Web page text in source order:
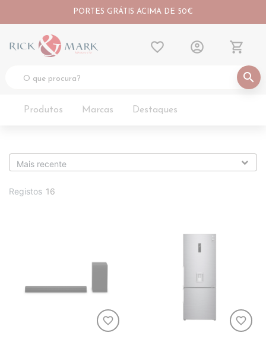
PORTES GRÁTIS ACIMA DE 50€
search
favorite_border account_circle shopping_cart
Produtos Marcas Destaques
Registos 16
favorite_border favorite_border